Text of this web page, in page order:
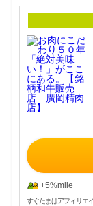
+5%mile
すぐたまはアフィリエ